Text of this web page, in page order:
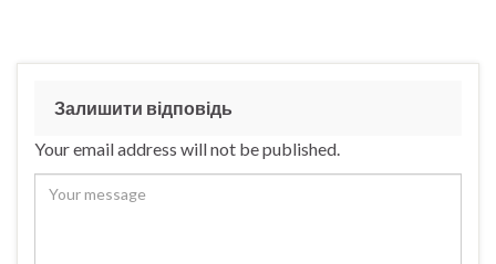
Залишити відповідь
Your email address will not be published.